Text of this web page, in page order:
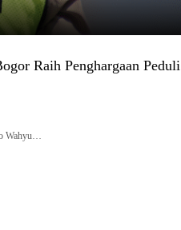
Raih Penghargaan Peduli
Wahyu…